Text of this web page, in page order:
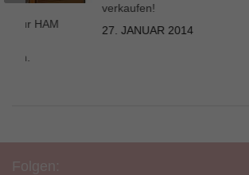
verkaufen!
27. JANUAR 2014
zur HAM